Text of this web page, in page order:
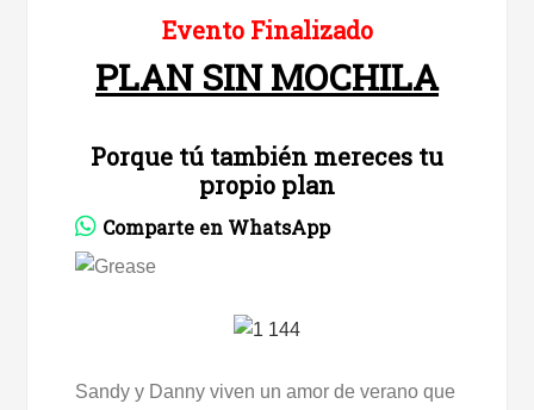
Evento Finalizado
PLAN SIN MOCHILA
Porque tú también mereces tu
propio plan
Comparte en WhatsApp
Sandy y Danny viven un amor de verano que